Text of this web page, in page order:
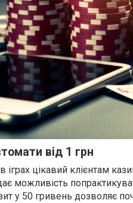
від 1 грн
іграх цікавий клієнтам
можливість
у 50 гривень дозволяє